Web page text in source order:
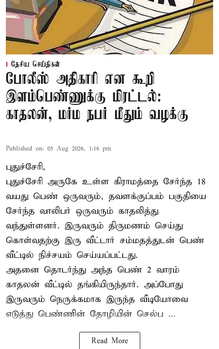
தேசிய செய்திகள்
போலீஸ் அதிகாரி என கூறி
இளம்பெண்ணுக்கு மிரட்டல்:
காதலன், மர்ம நபர் மீதும் வழக்கு
Published on: 05 Aug 2026, 1:16 pm
புதுச்சேரி,
புதுச்சேரி அருகே உள்ள கிராமத்தை சேர்ந்த 18
வயது பெண் ஒருவரும், தவளக்குப்பம் பகுதியை
சேர்ந்த வாலிபர் ஒருவரும் காதலித்து
வந்துள்ளனர். இருவரும் திருமணம் செய்து
கொள்வதற்கு இரு வீட்டார் சம்மதத்துடன் பெண்
வீட்டில் நிச்சயம் செய்யப்பட்டது.
அதனை தொடர்ந்து அந்த பெண் 2 வாரம்
காதலன் வீட்டில் தங்கியிருந்தார். அப்போது
இருவரும் நெருக்கமாக இருந்த வீடியோவை
எடுத்து பெண்ணின் தோழியின் செல்ப ...
Read More